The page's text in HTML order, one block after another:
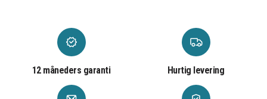
12 måneders garanti Hurtig levering